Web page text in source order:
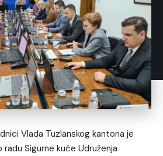
Vlada Tuzlanskog kantona je
Sigurne kuće Udruženja